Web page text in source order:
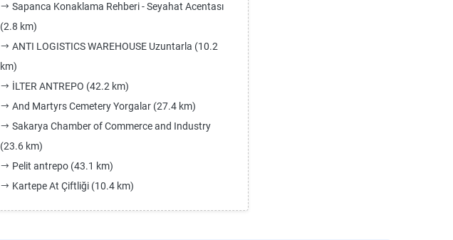
Sapanca Konaklama Rehberi - Seyahat Acentası
(2.8 km)
ANTI LOGISTICS WAREHOUSE Uzuntarla (10.2
km)
İLTER ANTREPO (42.2 km)
And Martyrs Cemetery Yorgalar (27.4 km)
Sakarya Chamber of Commerce and Industry
(23.6 km)
Pelit antrepo (43.1 km)
Kartepe At Çiftliği (10.4 km)